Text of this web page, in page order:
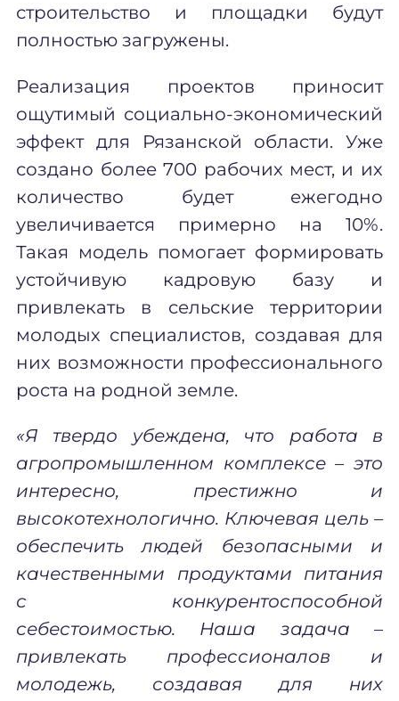
строительство и площадки будут
полностью загружены.
Реализация проектов приносит
ощутимый социально-экономический
эффект для Рязанской области. Уже
создано более 700 рабочих мест, и их
количество будет ежегодно
увеличивается примерно на 10%.
Такая модель помогает формировать
устойчивую кадровую базу и
привлекать в сельские территории
молодых специалистов, создавая для
них возможности профессионального
роста на родной земле.
«Я твердо убеждена, что работа в
агропромышленном комплексе – это
интересно, престижно и
высокотехнологично. Ключевая цель –
обеспечить людей безопасными и
качественными продуктами питания
с конкурентоспособной
себестоимостью. Наша задача –
привлекать профессионалов и
молодежь, создавая для них